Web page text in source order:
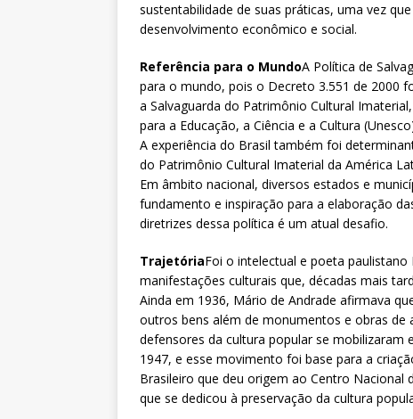
sustentabilidade de suas práticas, uma vez
desenvolvimento econômico e social.
Referência para o MundoA Política de
para o mundo, pois o Decreto 3.551 de 2000
a Salvaguarda do Patrimônio Cultural
para a Educação, a Ciência e a Cultura
A experiência do Brasil também foi
do Patrimônio Cultural Imaterial da América
Em âmbito nacional, diversos estados e
fundamento e inspiração para a elaboração
diretrizes dessa política é um atual desafio.
TrajetóriaFoi o intelectual e poeta
manifestações culturais que, décadas mais
Ainda em 1936, Mário de Andrade afirmava
outros bens além de monumentos e obras de
defensores da cultura popular se
1947, e esse movimento foi base para a
Brasileiro que deu origem ao Centro Nacional
que se dedicou à preservação da cultura